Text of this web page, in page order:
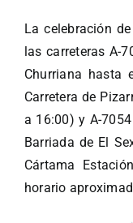
La celebración
las carreteras A-
Churriana hasta
Carretera de
a 16:00) y A-
Barriada de El
Cártama
horario